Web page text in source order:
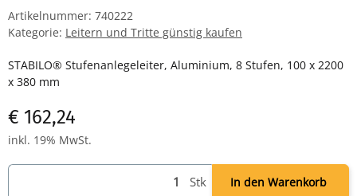
Artikelnummer: 740222
Kategorie: Leitern und Tritte günstig kaufen
STABILO® Stufenanlegeleiter, Aluminium, 8 Stufen, 100 x 2200
x 380 mm
€ 162,24
inkl. 19% MwSt.
Stk In den Warenkorb